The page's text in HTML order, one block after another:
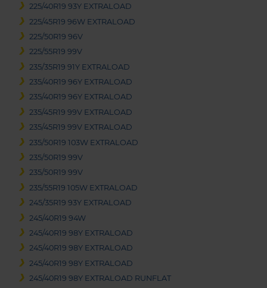
225/40R19 93Y EXTRALOAD
225/45R19 96W EXTRALOAD
225/50R19 96V
225/55R19 99V
235/35R19 91Y EXTRALOAD
235/40R19 96Y EXTRALOAD
235/40R19 96Y EXTRALOAD
235/45R19 99V EXTRALOAD
235/45R19 99V EXTRALOAD
235/50R19 103W EXTRALOAD
235/50R19 99V
235/50R19 99V
235/55R19 105W EXTRALOAD
245/35R19 93Y EXTRALOAD
245/40R19 94W
245/40R19 98Y EXTRALOAD
245/40R19 98Y EXTRALOAD
245/40R19 98Y EXTRALOAD
245/40R19 98Y EXTRALOAD RUNFLAT